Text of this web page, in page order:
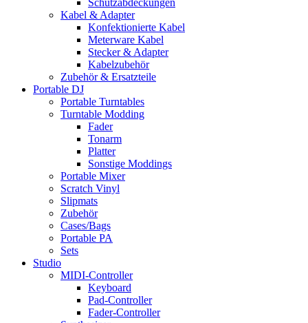
Schutzabdeckungen
Kabel & Adapter
Konfektionierte Kabel
Meterware Kabel
Stecker & Adapter
Kabelzubehör
Zubehör & Ersatzteile
Portable DJ
Portable Turntables
Turntable Modding
Fader
Tonarm
Platter
Sonstige Moddings
Portable Mixer
Scratch Vinyl
Slipmats
Zubehör
Cases/Bags
Portable PA
Sets
Studio
MIDI-Controller
Keyboard
Pad-Controller
Fader-Controller